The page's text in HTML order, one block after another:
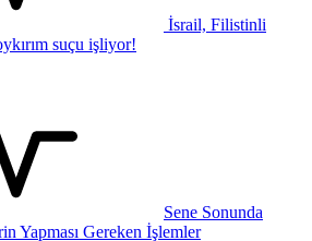
İsrail, Filistinli
suçu işliyor!
Sene Sonunda
Yapması Gereken İşlemler